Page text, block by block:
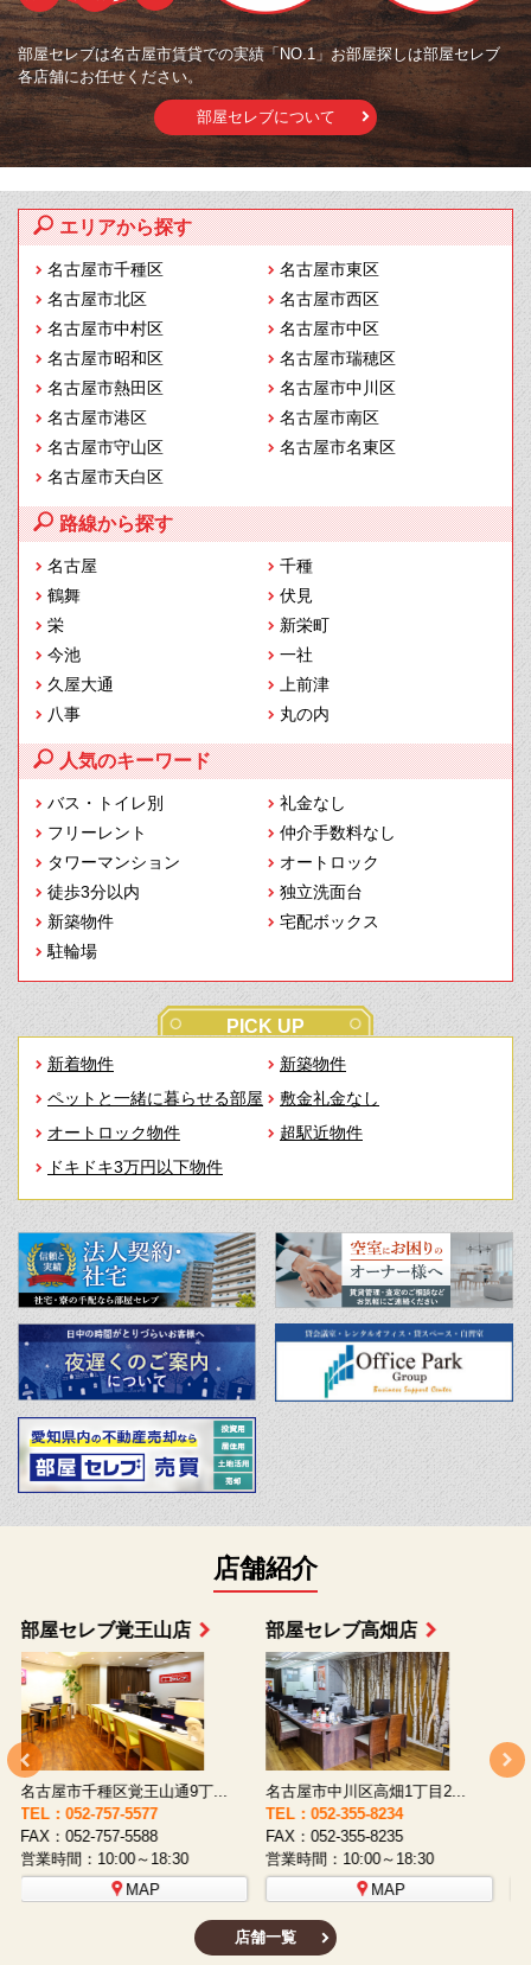
部屋セレブは名古屋市賃貸での実績「NO.1」お部屋探しは部屋セレブ
各店舗にお任せください。
部屋セレブについて
エリアから探す
名古屋市千種区
名古屋市東区
名古屋市北区
名古屋市西区
名古屋市中村区
名古屋市中区
名古屋市昭和区
名古屋市瑞穂区
名古屋市熱田区
名古屋市中川区
名古屋市港区
名古屋市南区
名古屋市守山区
名古屋市名東区
名古屋市天白区
路線から探す
名古屋
千種
鶴舞
伏見
栄
新栄町
今池
一社
久屋大通
上前津
八事
丸の内
人気のキーワード
バス・トイレ別
礼金なし
フリーレント
仲介手数料なし
タワーマンション
オートロック
徒歩3分以内
独立洗面台
新築物件
宅配ボックス
駐輪場
PICK UP
新着物件
新築物件
ペットと一緒に暮らせる部屋
敷金礼金なし
オートロック物件
超駅近物件
ドキドキ3万円以下物件
店舗紹介
部屋セレブ上小田井店
名古屋市西区八筋町277 ...
TEL：052-508-5933
FAX：052-508-5930
営業時間：10:00～18:30
MAP
部屋セレブ中村店
名古屋市中村区太閤通9-1...
TEL：052-481-0853
FAX：052-481-3587
営業時間：10:00～18:30
MAP
店舗一覧